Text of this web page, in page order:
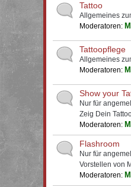
Tattoo
Allgemeines
Moderatoren:
Tattoopflege
Allgemeines
Moderatoren:
Show your
Nur für
Zeig Dein
Moderatoren:
Flashroom
Nur für
Vorstellen von
Moderatoren: